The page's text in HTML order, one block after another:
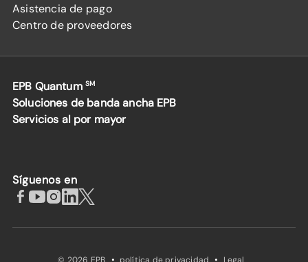
Asistencia de pago
Centro de proveedores
EPB Quantum SM
Soluciones de banda ancha EPB
Servicios al por mayor
Síguenos en
© 2026 EPB política de privacidad Legal